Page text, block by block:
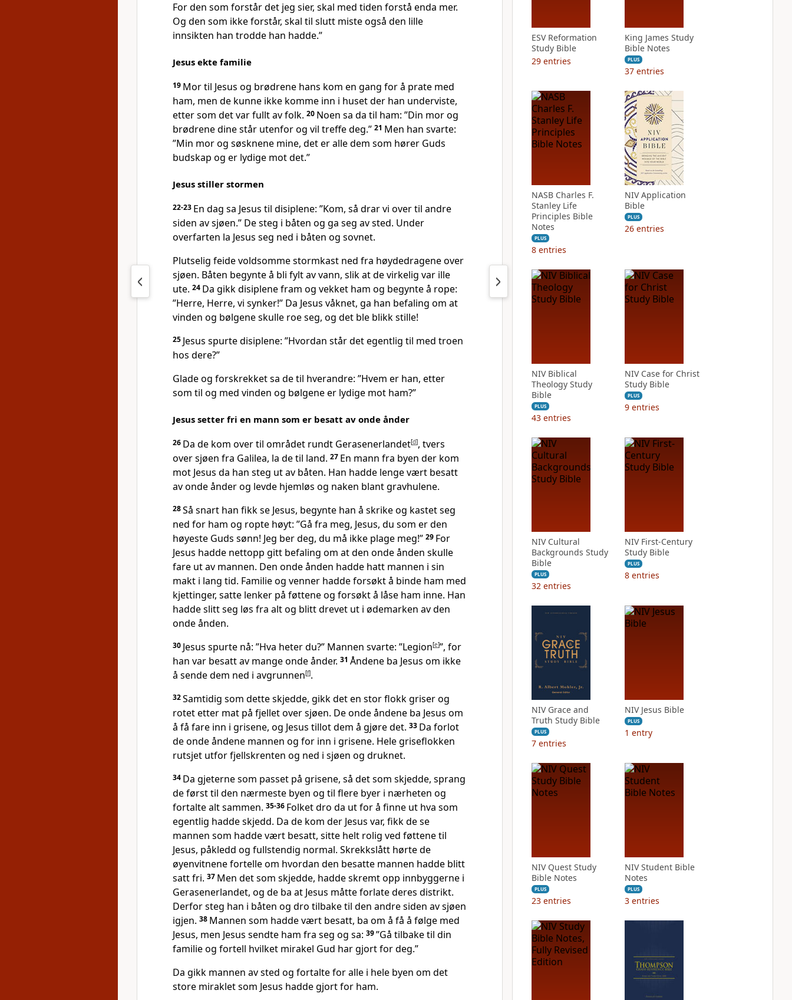
For den som forstår det jeg sier, skal med tiden forstå enda mer.
Og den som ikke forstår, skal til slutt miste også den lille
innsikten han trodde han hadde.”
Jesus ekte familie
19 Mor til Jesus og brødrene hans kom en gang for å prate med
ham, men de kunne ikke komme inn i huset der han underviste,
etter som det var fullt av folk. 20 Noen sa da til ham: ”Din mor og
brødrene dine står utenfor og vil treffe deg.” 21 Men han svarte:
”Min mor og søsknene mine, det er alle dem som hører Guds
budskap og er lydige mot det.”
Jesus stiller stormen
22-23 En dag sa Jesus til disiplene: ”Kom, så drar vi over til andre
siden av sjøen.” De steg i båten og ga seg av sted. Under
overfarten la Jesus seg ned i båten og sovnet.
Plutselig feide voldsomme stormkast ned fra høydedragene over
sjøen. Båten begynte å bli fylt av vann, slik at de virkelig var ille
ute. 24 Da gikk disiplene fram og vekket ham og begynte å rope:
”Herre, Herre, vi synker!” Da Jesus våknet, ga han befaling om at
vinden og bølgene skulle roe seg, og det ble blikk stille!
25 Jesus spurte disiplene: ”Hvordan står det egentlig til med troen
hos dere?”
Glade og forskrekket sa de til hverandre: ”Hvem er han, etter
som til og med vinden og bølgene er lydige mot ham?”
Jesus setter fri en mann som er besatt av onde ånder
26 Da de kom over til området rundt Gerasenerlandet[d], tvers
over sjøen fra Galilea, la de til land. 27 En mann fra byen der kom
mot Jesus da han steg ut av båten. Han hadde lenge vært besatt
av onde ånder og levde hjemløs og naken blant gravhulene.
28Så snart han fikk se Jesus, begynte han å skrike og kastet seg
ned for ham og ropte høyt: ”Gå fra meg, Jesus, du som er den
høyeste Guds sønn! Jeg ber deg, du må ikke plage meg!” 29 For
Jesus hadde nettopp gitt befaling om at den onde ånden skulle
fare ut av mannen. Den onde ånden hadde hatt mannen i sin
makt i lang tid. Familie og venner hadde forsøkt å binde ham med
kjettinger, satte lenker på føttene og forsøkt å låse ham inne. Han
hadde slitt seg løs fra alt og blitt drevet ut i ødemarken av den
onde ånden.
30 Jesus spurte nå: ”Hva heter du?” Mannen svarte: ”Legion[e]”, for
han var besatt av mange onde ånder. 31 Åndene ba Jesus om ikke
å sende dem ned i avgrunnen[f].
32Samtidig som dette skjedde, gikk det en stor flokk griser og
rotet etter mat på fjellet over sjøen. De onde åndene ba Jesus om
å få fare inn i grisene, og Jesus tillot dem å gjøre det. 33 Da forlot
de onde åndene mannen og for inn i grisene. Hele griseflokken
rutsjet utfor fjellskrenten og ned i sjøen og druknet.
34 Da gjeterne som passet på grisene, så det som skjedde, sprang
de først til den nærmeste byen og til flere byer i nærheten og
fortalte alt sammen. 35-36 Folket dro da ut for å finne ut hva som
egentlig hadde skjedd. Da de kom der Jesus var, fikk de se
mannen som hadde vært besatt, sitte helt rolig ved føttene til
Jesus, påkledd og fullstendig normal. Skrekkslått hørte de
øyenvitnene fortelle om hvordan den besatte mannen hadde blitt
satt fri. 37 Men det som skjedde, hadde skremt opp innbyggerne i
Gerasenerlandet, og de ba at Jesus måtte forlate deres distrikt.
Derfor steg han i båten og dro tilbake til den andre siden av sjøen
igjen. 38 Mannen som hadde vært besatt, ba om å få å følge med
Jesus, men Jesus sendte ham fra seg og sa: 39”Gå tilbake til din
familie og fortell hvilket mirakel Gud har gjort for deg.”
Da gikk mannen av sted og fortalte for alle i hele byen om det
store miraklet som Jesus hadde gjort for ham.
ESV Reformation
Study Bible
29 entries
King James Study
Bible Notes
PLUS
37 entries
NASB Charles F.
Stanley Life
Principles Bible
Notes
PLUS
8 entries
NIV Application
Bible
PLUS
26 entries
NIV Biblical
Theology Study
Bible
PLUS
43 entries
NIV Case for Christ
Study Bible
PLUS
9 entries
NIV Cultural
Backgrounds Study
Bible
PLUS
32 entries
NIV First-Century
Study Bible
PLUS
8 entries
NIV Grace and
Truth Study Bible
PLUS
7 entries
NIV Jesus Bible
PLUS
1 entry
NIV Quest Study
Bible Notes
PLUS
23 entries
NIV Student Bible
Notes
PLUS
3 entries